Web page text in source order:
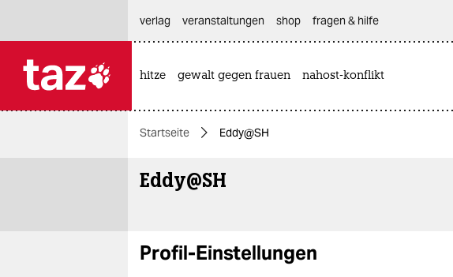
themen
politik
gesellschaft
verlag
veranstaltungen shop fragen & hilfe
hitze gewalt gegen frauen nahost-konflikt
Startseite Eddy@SH
Eddy@SH
Profil-Einstellungen